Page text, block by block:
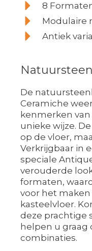
De
Ceramiche
kenmerken
unieke wijze.
op de vloer,
Verkrijgbaar in
speciale
verouderde
formaten,
voor het
kasteelvloer.
deze prachtige
helpen u
combinaties.
8
Modulaire
Antiek